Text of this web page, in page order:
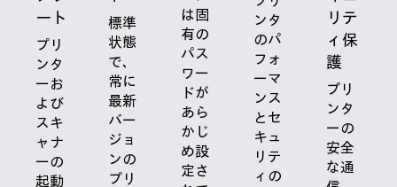
ート
プリ
ンタ
ーお
よび
スキ
ャナ
ーの
起動
標準
状態
で、
常に
最新
バー
ジョ
ンの
プリ
は固
有の
パス
ワー
ドが
あら
かじ
め設
定さ
ンタ
のパ
フォ
ーマ
ンス
とセ
キュ
リテ
ィの
リテ
ィ保
護
プリ
ンタ
ーの
安全
な通